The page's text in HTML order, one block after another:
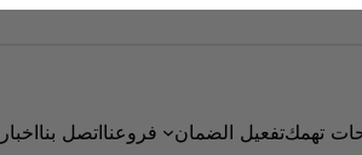
اتصل بنافروعنا تفعيل الضمانتهمك